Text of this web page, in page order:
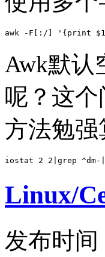
awk -F[:/] '{print
Awk默认
呢？这
方法勉强
iostat 2 2|grep ^dm-
Linux/
发布时间